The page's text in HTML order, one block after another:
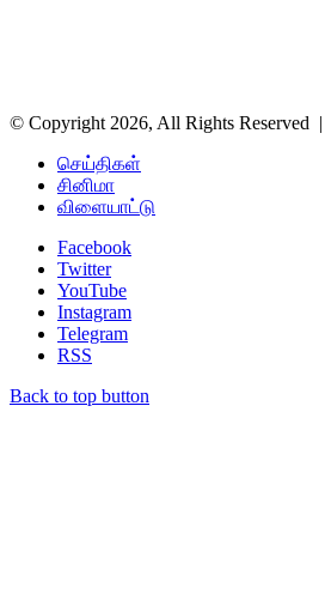
© Copyright 2026, All Rights Reserved |
செய்திகள்
சினிமா
விளையாட்டு
Facebook
Twitter
YouTube
Instagram
Telegram
RSS
Back to top button